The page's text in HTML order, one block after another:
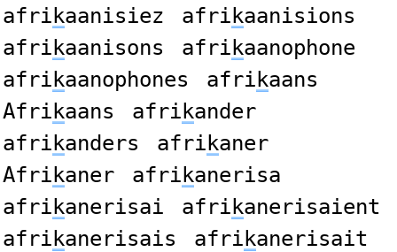
afri kaanisiez afri kaanisions
afri kaanisons afri kaanophone
afri kaanophones afri kaans
Afri kaans afri kander
afri kanders afri kaner
Afri kaner afri kanerisa
afri kanerisai afri kanerisaient
afri kanerisais afri kanerisait